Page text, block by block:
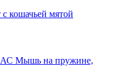
кошачьей мятой